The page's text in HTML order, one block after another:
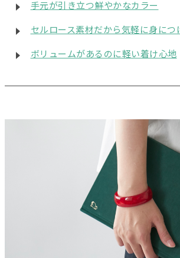
手元が引き立つ鮮やかなカラー
セルロース素材だから気軽に身につ
ボリュームがあるのに軽い着け心地